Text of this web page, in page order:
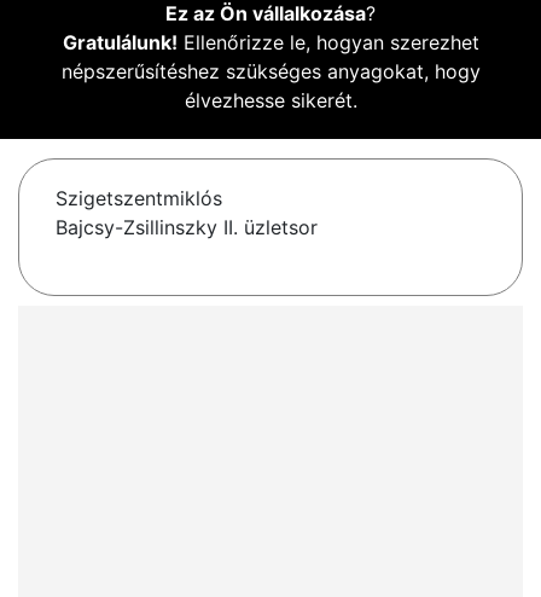
Ez az Ön vállalkozása?
Gratulálunk! Ellenőrizze le, hogyan szerezhet
népszerűsítéshez szükséges anyagokat, hogy
élvezhesse sikerét.
Szigetszentmiklós
Bajcsy-Zsillinszky II. üzletsor